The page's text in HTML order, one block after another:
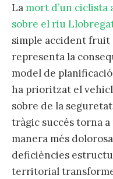
Lamort d’un ciclista
sobre el riu
simple accident fruit
representa la
model de
ha prioritzat el
sobre de la
tràgic succés torna
manera més
deficiències
territorial